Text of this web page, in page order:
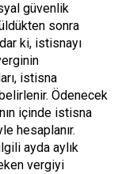
güvenlik
sonra
ki, istisnayı
istisna
Ödenecek
içinde istisna
hesaplanır.
ayda aylık
vergiyi